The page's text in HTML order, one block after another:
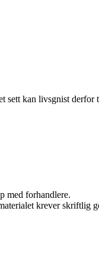
kan livsgnist derfor
med forhandlere.
krever skriftlig